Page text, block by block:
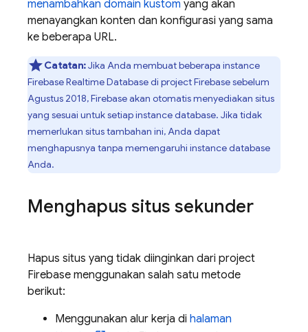
menambahkan domain kustom yang akan
menayangkan konten dan konfigurasi yang sama
ke beberapa URL.
Catatan:Jika Anda membuat beberapa instance
Firebase Realtime Databasedi project Firebase sebelum
Agustus 2018, Firebase akan otomatis menyediakan situs
yang sesuai untuk setiap instance database. Jika tidak
memerlukan situs tambahan ini, Anda dapat
menghapusnya tanpa memengaruhi instance database
Anda.
Menghapus situs sekunder
Hapus situs yang tidak diinginkan dari project
Firebase menggunakan salah satu metode
berikut:
Menggunakan alur kerja di halaman